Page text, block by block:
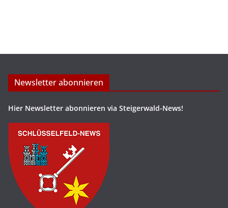
Newsletter abonnieren
Hier Newsletter abonnieren via Steigerwald-News!